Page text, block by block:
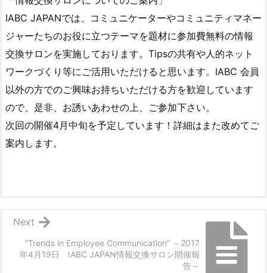
IABC JAPANでは、コミュニケーターやコミュニティマネー
ジャーたちのお役に立つテーマを題材に参加費無料の情報
交換サロンを実施しております。Tipsの共有や人的ネット
ワークづくり等にご活用いただけると思います。IABC 会員
以外の方でのご興味お持ちいただける方を歓迎しています
ので、是非、お誘いあわせの上、ご参加下さい。
次回の開催4月中旬を予定しています！詳細はまた改めてご
案内します。
“Trends in Employee Communication” ～2017
年4月19日 IABC JAPAN情報交換サロン開催報
告～
Next